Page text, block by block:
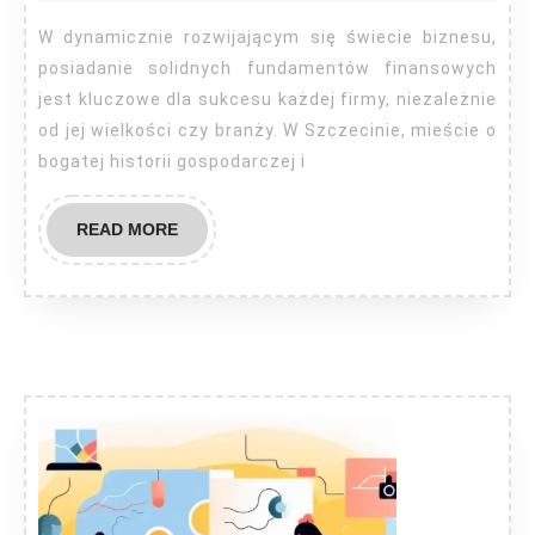
W dynamicznie rozwijającym się świecie biznesu,
posiadanie solidnych fundamentów finansowych
jest kluczowe dla sukcesu każdej firmy, niezależnie
od jej wielkości czy branży. W Szczecinie, mieście o
bogatej historii gospodarczej i
READ MOREREAD
MORE